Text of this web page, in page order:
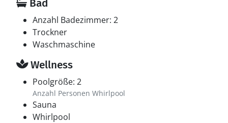
Bad
Anzahl Badezimmer: 2
Trockner
Waschmaschine
Wellness
Poolgröße: 2
Anzahl Personen Whirlpool
Sauna
Whirlpool